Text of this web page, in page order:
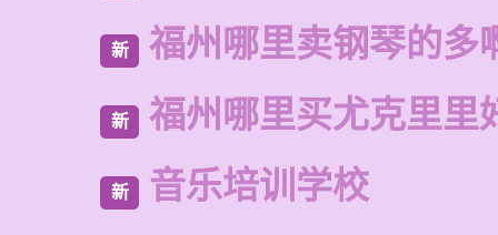
新 福州哪里卖钢琴的多
新 福州哪里买尤克里里
新 音乐培训学校